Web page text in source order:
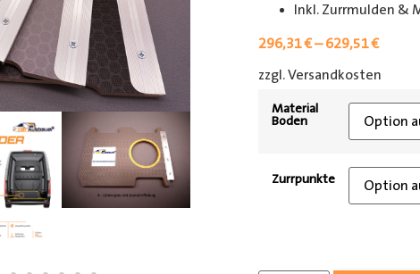
Inkl. Zurrmulden &
296,31€–629,51€
zzgl. Versandkosten
Material
Boden
Zurrpunkte